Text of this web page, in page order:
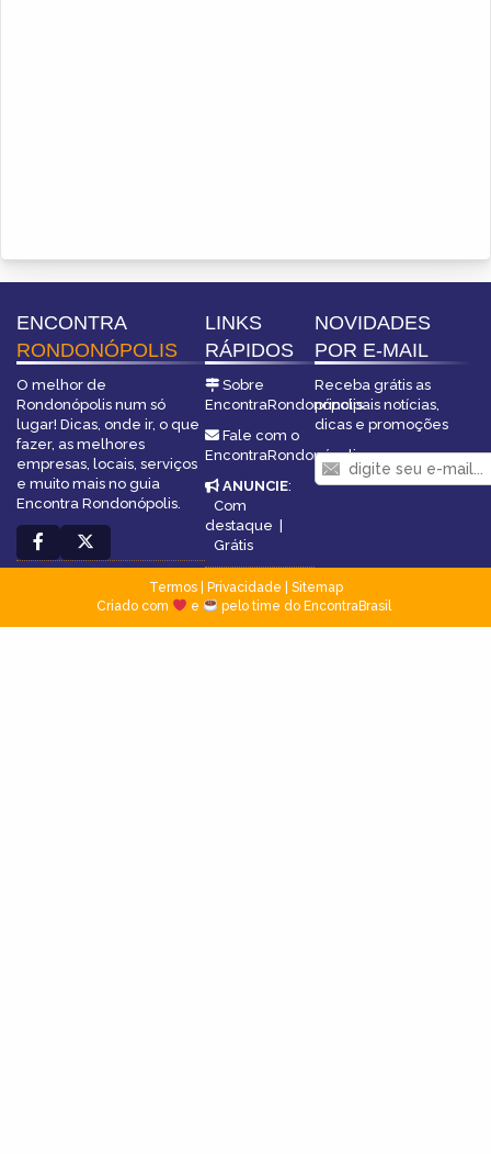
ENCONTRA
RONDONÓPOLIS
O melhor de
Rondonópolis num só
lugar! Dicas, onde ir, o que
fazer, as melhores
empresas, locais, serviços
e muito mais no guia
Encontra Rondonópolis.
LINKS
RÁPIDOS
Sobre
EncontraRondonópolis
Fale com o
EncontraRondonópolis
ANUNCIE:
Com
destaque |
Grátis
NOVIDADES
POR E-MAIL
Receba grátis as
principais notícias,
dicas e promoções
Termos| Privacidade
Sitemap
Criado com
e pelo time do EncontraBrasil